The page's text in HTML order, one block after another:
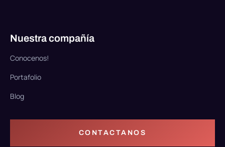
Nuestra compañía
Conocenos!
Portafolio
Blog
CONTACTANOS